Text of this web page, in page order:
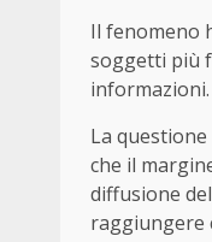
Il fenomeno
soggetti più
informazioni.
La
che il
diffusione
raggiungere